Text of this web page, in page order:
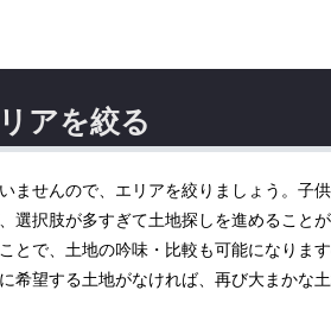
アを絞る
ませんので、エリアを絞りましょう。子
選択肢が多すぎて土地探しを進めることが
とで、土地の吟味・比較も可能になりま
希望する土地がなければ、再び大まかな